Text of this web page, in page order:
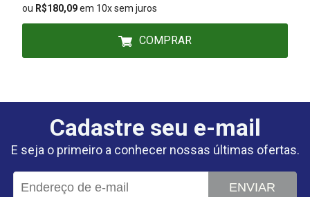
ou R$180,09em 10x sem juros
COMPRAR
Cadastre seu e-mail
E seja o primeiro a conhecer nossas últimas ofertas.
ENVIAR